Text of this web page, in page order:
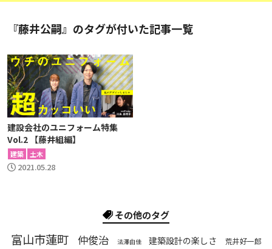
『藤井公嗣』のタグが付いた記事一覧
建設会社のユニフォーム特集
Vol.2 【藤井組編】
建築 土木
2021.05.28
その他のタグ
富山市蓮町 仲俊治 法澤由佳 建築設計の楽しさ 荒井好一郎